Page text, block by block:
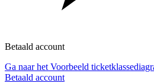
Betaald account
Ga naar het Voorbeeld
Betaald account